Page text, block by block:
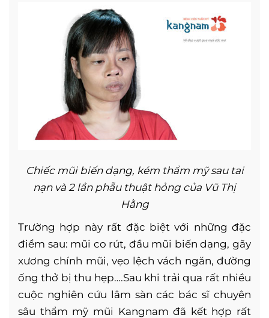
Chiếc mũi biến dạng, kém thẩm mỹ sau tai
nạn và 2 lần phẫu thuật hỏng của Vũ Thị
Hằng
Trường hợp này rất đặc biệt với những đặc
điểm sau: mũi co rút, đầu mũi biến dạng, gãy
xương chính mũi, vẹo lệch vách ngăn, đường
ống thở bị thu hẹp….Sau khi trải qua rất nhiều
cuộc nghiên cứu lâm sàn các bác sĩ chuyên
sâu thẩm mỹ mũi Kangnam đã kết hợp rất